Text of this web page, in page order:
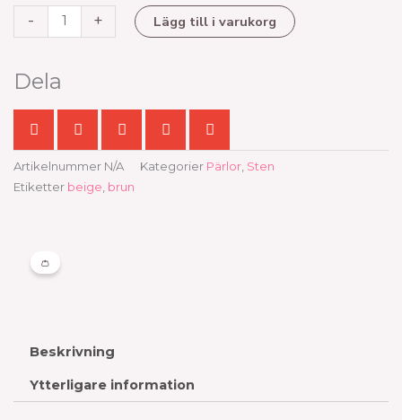
👛
-
mängd
+ Lägg till i varukorg
Dela
Artikelnummer N/A Kategorier Pärlor, Sten
Etiketter beige, brun
Beskrivning
Ytterligare information